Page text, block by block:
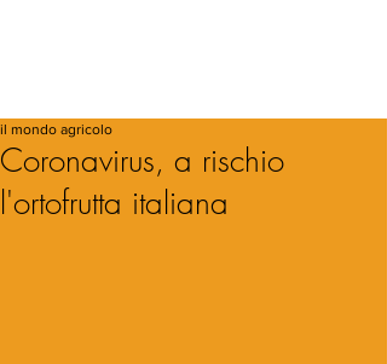
Coronavirus, a rischio
l'ortofrutta italiana
il mondo agricolo